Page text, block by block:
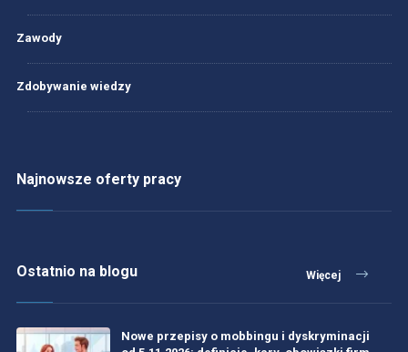
Zawody
Zdobywanie wiedzy
Najnowsze oferty pracy
Ostatnio na blogu Więcej
Nowe przepisy o mobbingu i dyskryminacji